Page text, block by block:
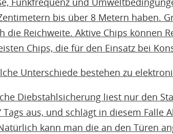
bis über 8 Metern haben.
die Reichweite. Aktive Chips können
Chips, die für den Einsatz bei
Unterschiede bestehen zu
Diebstahlsicherung liest nur den
Tags aus, und schlägt in diesem Falle
kann man die an den Türen